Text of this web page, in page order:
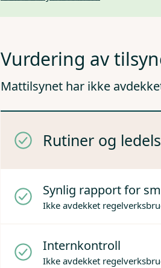
Vurdering av
Mattilsynet har ikke
Rutiner og
Synlig rapport for
Ikke avdekket
Internkontroll
Ikke avdekket